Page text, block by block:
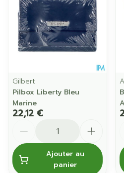
Gilbert
Pilbox Liberty Bleu
Marine
22,12 €
Ajouter au
panier